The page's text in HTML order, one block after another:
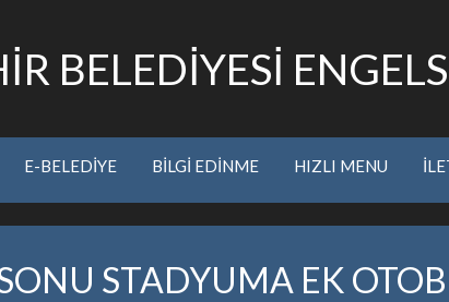
BELEDİYESİ
E-BELEDİYE BİLGİ EDİNME HIZLI MENU
STADYUMA EK